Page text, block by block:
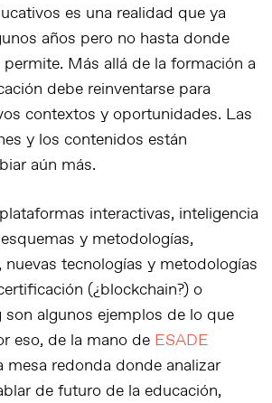
es una realidad que ya
años pero no hasta donde
Más allá de la formación a
debe reinventarse para
contextos y oportunidades. Las
y los contenidos están
aún más.
interactivas, inteligencia
y metodologías,
nuevas tecnologías y metodologías
(¿blockchain?) o
son algunos ejemplos de lo que
eso, de la mano de ESADE
mesa redonda donde analizar
de futuro de la educación,